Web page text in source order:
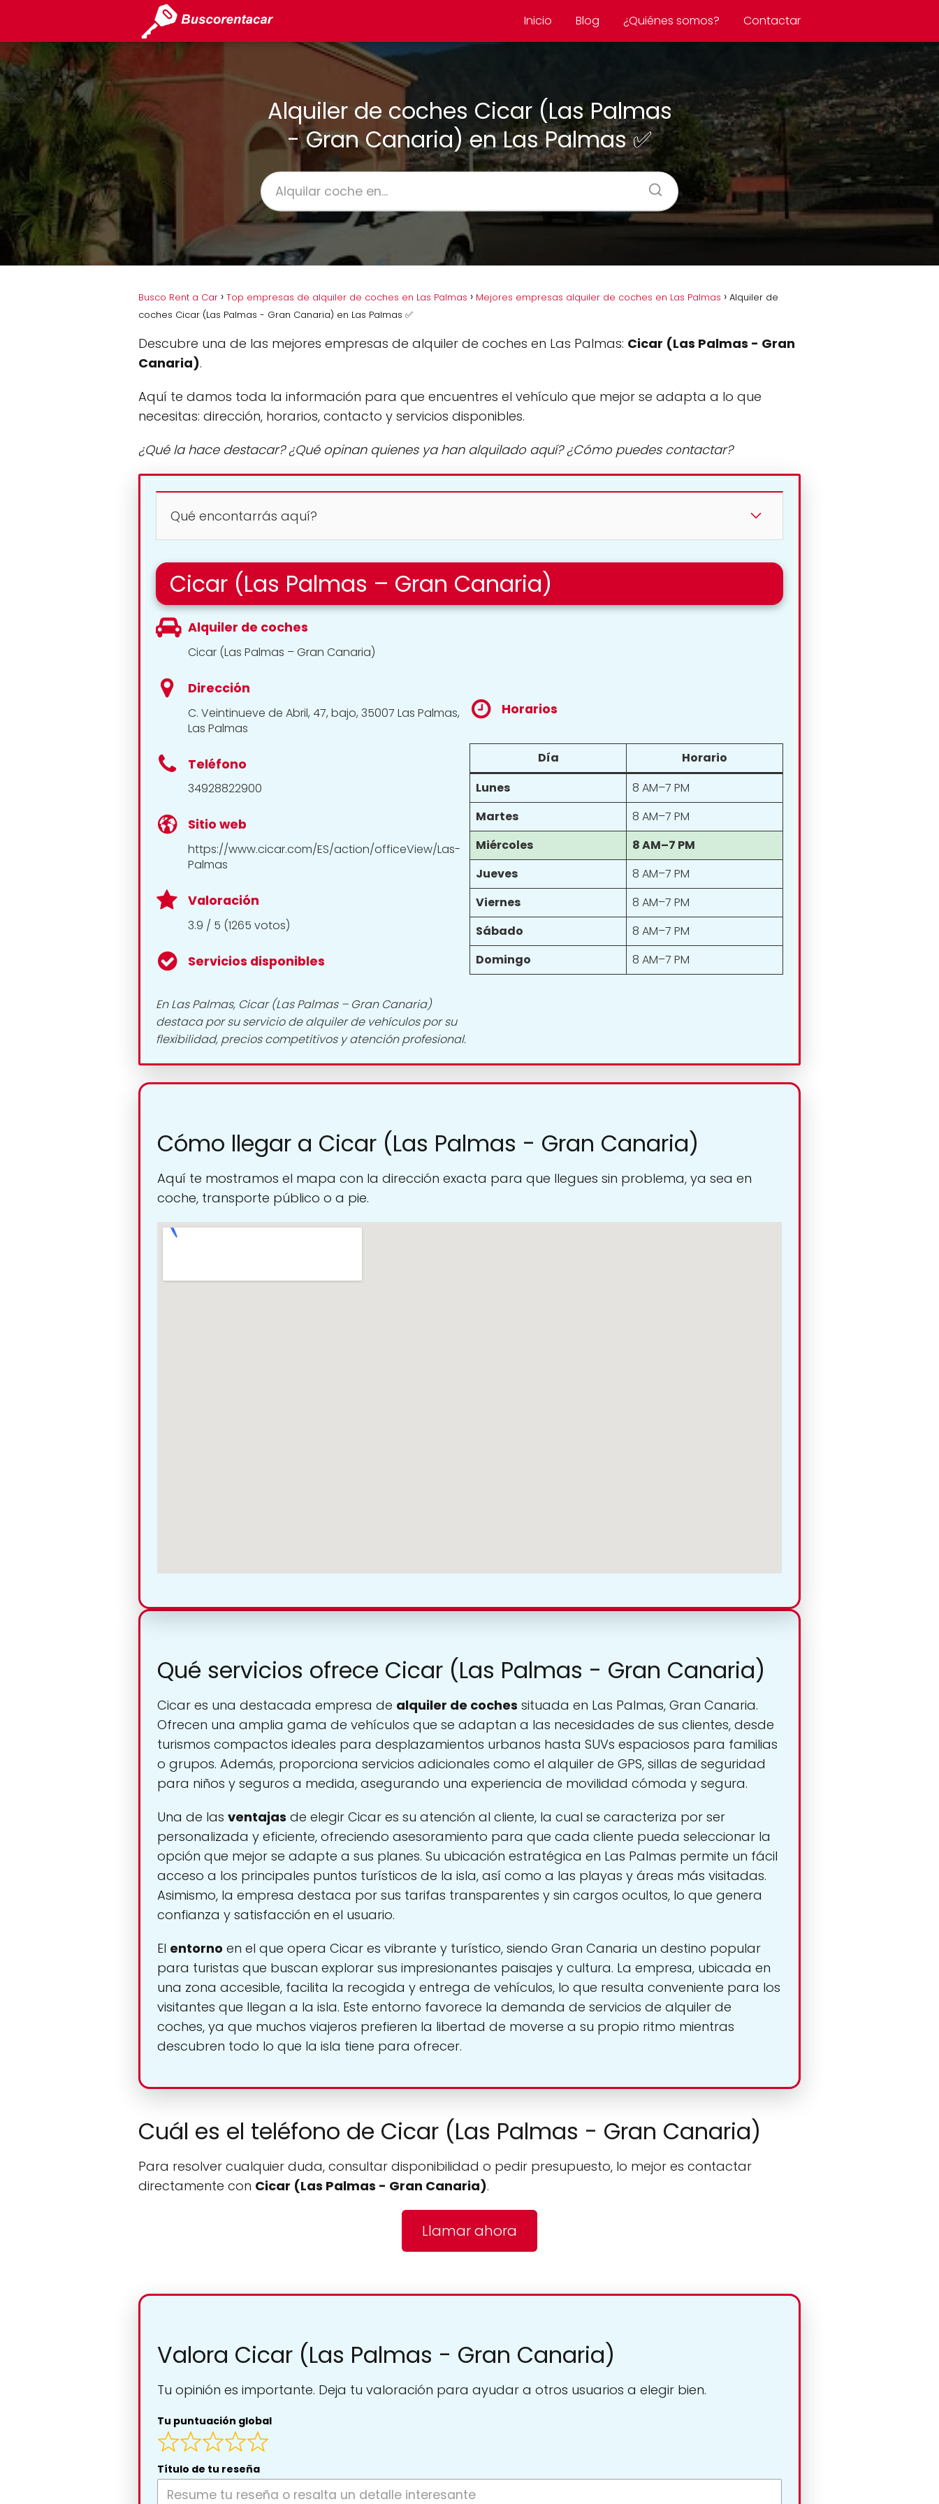
Inicio Blog ¿Quiénes somos? Contactar
Alquiler de coches Cicar (Las Palmas
- Gran Canaria) en Las Palmas ✅
Busco Rent a Car Top empresas de alquiler de coches en Las Palmas Mejores empresas alquiler de coches en Las Palmas
Alquiler de
coches Cicar (Las Palmas - Gran Canaria) en Las Palmas ✅
Descubre una de las mejores empresas de alquiler de coches en Las Palmas: Cicar (Las Palmas - Gran
Canaria).
Aquí te damos toda la información para que encuentres el vehículo que mejor se adapta a lo que
necesitas: dirección, horarios, contacto y servicios disponibles.
¿Qué la hace destacar? ¿Qué opinan quienes ya han alquilado aquí? ¿Cómo puedes contactar?
Qué encontarrás aquí?
Cicar (Las Palmas – Gran Canaria)
Alquiler de coches
Cicar (Las Palmas – Gran Canaria)
Dirección
C. Veintinueve de Abril, 47, bajo, 35007 Las Palmas,
Las Palmas
Teléfono
34928822900
Sitio web
https://www.cicar.com/ES/action/officeView/Las-
Palmas
Valoración
3.9 / 5 (1265 votos)
Servicios disponibles
En Las Palmas, Cicar (Las Palmas – Gran Canaria)
destaca por su servicio de alquiler de vehículos por su
flexibilidad, precios competitivos y atención profesional.
Horarios
Día
Horario
Lunes
8 AM–7 PM
Martes
8 AM–7 PM
Miércoles
8 AM–7 PM
Jueves
8 AM–7 PM
Viernes
8 AM–7 PM
Sábado
8 AM–7 PM
Domingo
8 AM–7 PM
Cómo llegar a Cicar (Las Palmas - Gran Canaria)
Aquí te mostramos el mapa con la dirección exacta para que llegues sin problema, ya sea en
coche, transporte público o a pie.
Qué servicios ofrece Cicar (Las Palmas - Gran Canaria)
Cicar es una destacada empresa de alquiler de coches situada en Las Palmas, Gran Canaria.
Ofrecen una amplia gama de vehículos que se adaptan a las necesidades de sus clientes, desde
turismos compactos ideales para desplazamientos urbanos hasta SUVs espaciosos para familias
o grupos. Además, proporciona servicios adicionales como el alquiler de GPS, sillas de seguridad
para niños y seguros a medida, asegurando una experiencia de movilidad cómoda y segura.
Una de las ventajas de elegir Cicar es su atención al cliente, la cual se caracteriza por ser
personalizada y eficiente, ofreciendo asesoramiento para que cada cliente pueda seleccionar la
opción que mejor se adapte a sus planes. Su ubicación estratégica en Las Palmas permite un fácil
acceso a los principales puntos turísticos de la isla, así como a las playas y áreas más visitadas.
Asimismo, la empresa destaca por sus tarifas transparentes y sin cargos ocultos, lo que genera
confianza y satisfacción en el usuario.
El entorno en el que opera Cicar es vibrante y turístico, siendo Gran Canaria un destino popular
para turistas que buscan explorar sus impresionantes paisajes y cultura. La empresa, ubicada en
una zona accesible, facilita la recogida y entrega de vehículos, lo que resulta conveniente para los
visitantes que llegan a la isla. Este entorno favorece la demanda de servicios de alquiler de
coches, ya que muchos viajeros prefieren la libertad de moverse a su propio ritmo mientras
descubren todo lo que la isla tiene para ofrecer.
Cuál es el teléfono de Cicar (Las Palmas - Gran Canaria)
Para resolver cualquier duda, consultar disponibilidad o pedir presupuesto, lo mejor es contactar
directamente con Cicar (Las Palmas - Gran Canaria).
Llamar ahora
Valora Cicar (Las Palmas - Gran Canaria)
Tu opinión es importante. Deja tu valoración para ayudar a otros usuarios a elegir bien.
Tu puntuación global
Título de tu reseña